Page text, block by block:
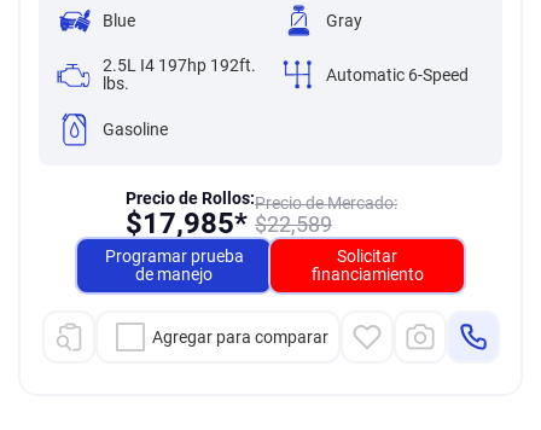
Blue Gray
2.5L I4 197hp 192ft.
lbs.
Automatic 6-Speed
Gasoline
Precio de Mercado:
$22,589
Precio de Rollos:
$17,985*
Programar prueba
de manejo
Solicitar
financiamiento
Agregar para comparar